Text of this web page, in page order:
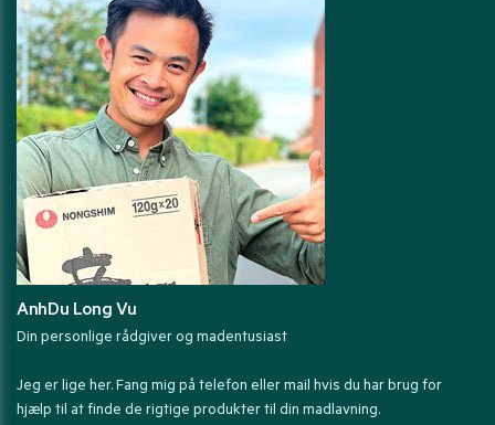
AnhDu Long Vu
Din personlige rådgiver og madentusiast
Jeg er lige her. Fang mig på telefon eller mail hvis du har brug for
hjælp til at finde de rigtige produkter til din madlavning.